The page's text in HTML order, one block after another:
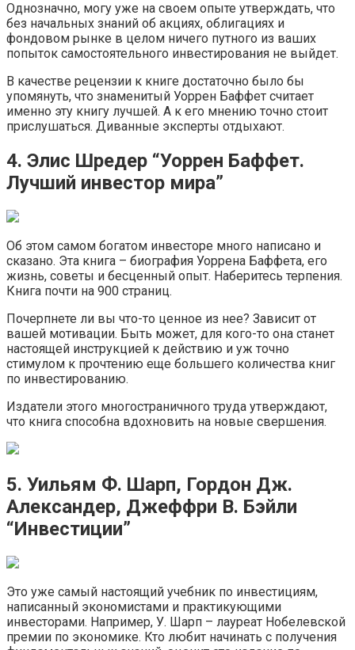
Однозначно, могу уже на своем опыте утверждать, что
без начальных знаний об акциях, облигациях и
фондовом рынке в целом ничего путного из ваших
попыток самостоятельного инвестирования не выйдет.
В качестве рецензии к книге достаточно было бы
упомянуть, что знаменитый Уоррен Баффет считает
именно эту книгу лучшей. А к его мнению точно стоит
прислушаться. Диванные эксперты отдыхают.
4. Элис Шредер “Уоррен Баффет.
Лучший инвестор мира”
Об этом самом богатом инвесторе много написано и
сказано. Эта книга – биография Уоррена Баффета, его
жизнь, советы и бесценный опыт. Наберитесь терпения.
Книга почти на 900 страниц.
Почерпнете ли вы что-то ценное из нее? Зависит от
вашей мотивации. Быть может, для кого-то она станет
настоящей инструкцией к действию и уж точно
стимулом к прочтению еще большего количества книг
по инвестированию.
Издатели этого многостраничного труда утверждают,
что книга способна вдохновить на новые свершения.
5. Уильям Ф. Шарп, Гордон Дж.
Александер, Джеффри В. Бэйли
“Инвестиции”
Это уже самый настоящий учебник по инвестициям,
написанный экономистами и практикующими
инвесторами. Например, У. Шарп – лауреат Нобелевской
премии по экономике. Кто любит начинать с получения